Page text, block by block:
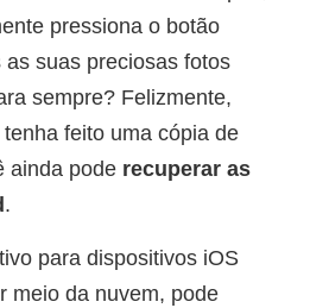
pressiona o botão
as suas preciosas fotos
sempre? Felizmente,
feito uma cópia de
ainda pode recuperar as
.
para dispositivos iOS
meio da nuvem, pode